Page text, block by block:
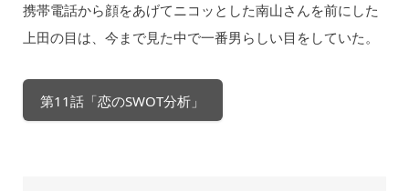
携帯電話から顔をあげてニコッとした南山さんを前にした
上田の目は、今まで見た中で一番男らしい目をしていた。
第11話「恋のSWOT分析」